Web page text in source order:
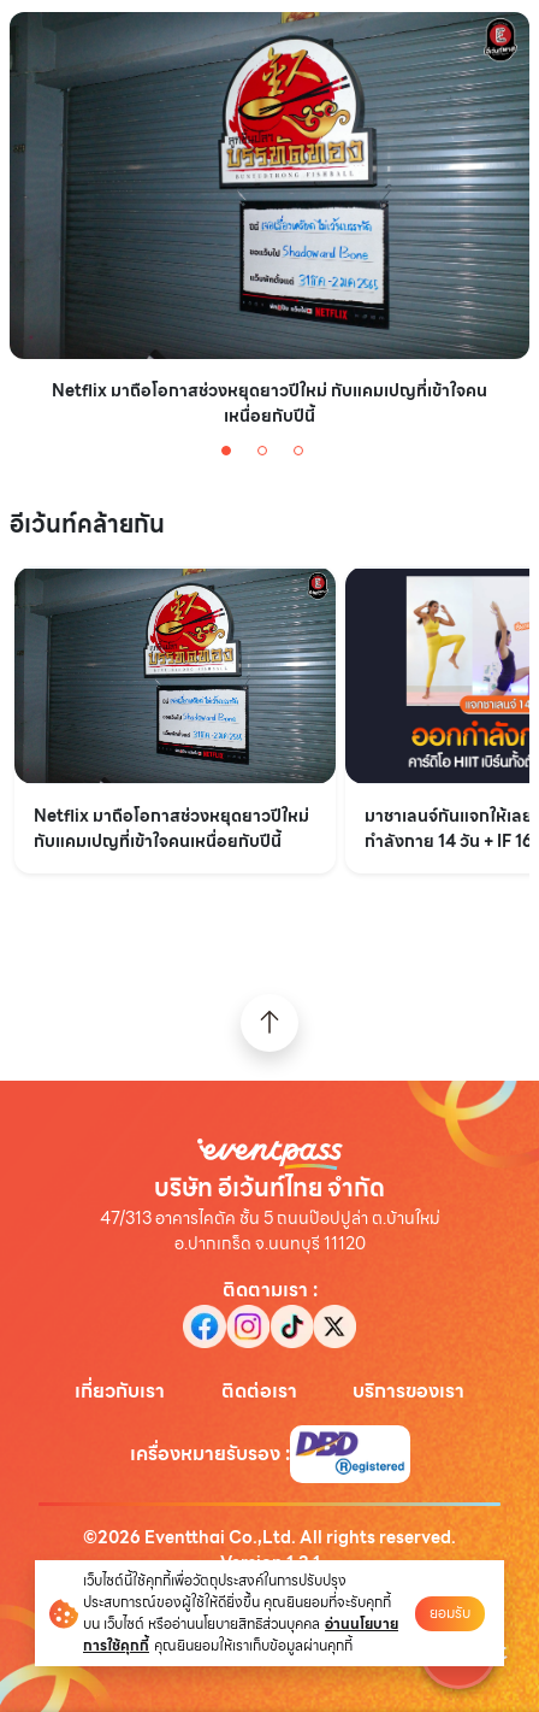
Netflix มาถือโอกาสช่วงหยุดยาวปีใหม่ กับแคมเปญที่เข้าใจคน
เหนื่อยกับปีนี้
อีเว้นท์คล้ายกัน
Netflix มาถือโอกาสช่วงหยุดยาวปีใหม่
กับแคมเปญที่เข้าใจคนเหนื่อยกับปีนี้
มาชาเลนจ์กันแจกให้เล
กำลังกาย 14 วัน + IF
บริษัท อีเว้นท์ไทย จำกัด
47/313 อาคารไคตัค ชั้น 5 ถนนป๊อปปูล่า ต.บ้านใหม่
อ.ปากเกร็ด จ.นนทบุรี 11120
ติดตามเรา :
เกี่ยวกับเรา ติดต่อเรา บริการของเรา
เครื่องหมายรับรอง:
©2026 Eventthai Co.,Ltd. All rights reserved.
Version1.3.1
นโยบายความเป็นส่วนตัว
เว็บไซต์นี้ใช้คุกกี้เพื่อวัตถุประสงค์ในการปรับปรุง
ประสบการณ์ของผู้ใช้ให้ดียิ่งขึ้น คุณยินยอมที่จะรับคุกกี้
บน เว็บไซต์ หรืออ่านนโยบายสิทธิส่วนบุคคล อ่านนโยบาย
การใช้คุกกี้ คุณยินยอมให้เราเก็บข้อมูลผ่านคุกกี้
ยอมรับ